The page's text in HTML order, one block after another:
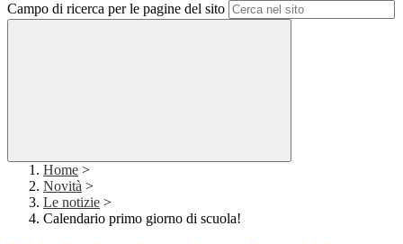
Campo di ricerca per le pagine del sito
Home >
Novità >
Le notizie >
Calendario primo giorno di scuola!